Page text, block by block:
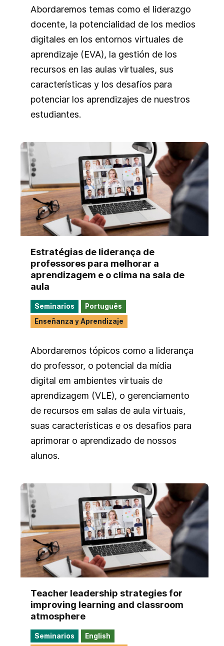
Abordaremos temas como el liderazgo
docente, la potencialidad de los medios
digitales en los entornos virtuales de
aprendizaje (EVA), la gestión de los
recursos en las aulas virtuales, sus
características y los desafíos para
potenciar los aprendizajes de nuestros
estudiantes.
Estratégias de liderança de
professores para melhorar a
aprendizagem e o clima na sala de
aula
Seminarios
Português
Enseñanza y Aprendizaje
Abordaremos tópicos como a liderança
do professor, o potencial da mídia
digital em ambientes virtuais de
aprendizagem (VLE), o gerenciamento
de recursos em salas de aula virtuais,
suas características e os desafios para
aprimorar o aprendizado de nossos
alunos.
Teacher leadership strategies for
improving learning and classroom
atmosphere
Seminarios
English